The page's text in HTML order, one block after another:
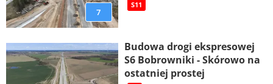
7
S11
Budowa drogi ekspresowej
S6 Bobrowniki - Skórowo na
ostatniej prostej